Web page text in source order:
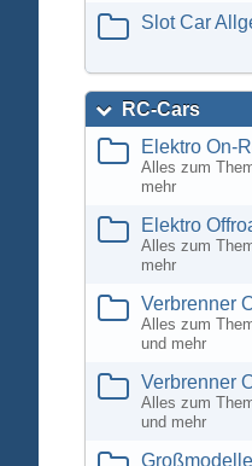
Slot Car
RC-Cars
Elektro On-
Alles zum
mehr
Elektro
Alles zum
mehr
Verbrenner
Alles zum
und mehr
Verbrenner
Alles zum
und mehr